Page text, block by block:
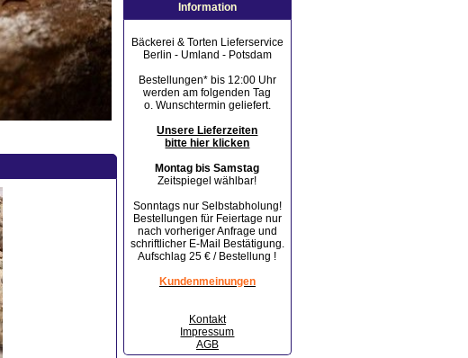
Information
Bäckerei & Torten Lieferservice
Berlin - Umland - Potsdam
Bestellungen* bis 12:00 Uhr
werden am folgenden Tag
o. Wunschtermin geliefert.
Unsere Lieferzeiten
bitte hier klicken
Montag bis Samstag
Zeitspiegel wählbar!
Sonntags nur Selbstabholung!
Bestellungen für Feiertage nur
nach vorheriger Anfrage und
schriftlicher E-Mail Bestätigung.
Aufschlag 25 € / Bestellung !
Kundenmeinungen
Kontakt
Impressum
AGB